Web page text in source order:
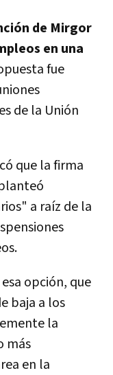
de Mirgor
en una
fue
de la Unión
que la firma
a raíz de la
opción, que
baja a los
la
más
en la